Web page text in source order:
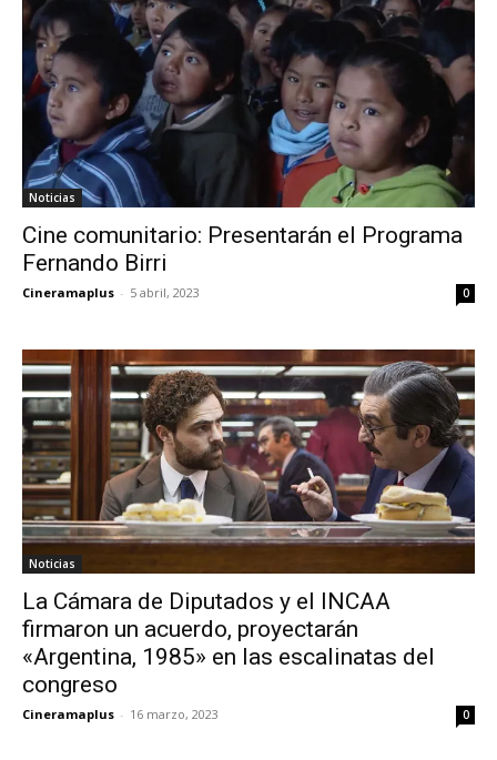
Noticias
Cine comunitario: Presentarán el Programa
Fernando Birri
Cineramaplus - 5 abril, 2023 0
Noticias
La Cámara de Diputados y el INCAA
firmaron un acuerdo, proyectarán
«Argentina, 1985» en las escalinatas del
congreso
Cineramaplus - 16 marzo, 2023 0